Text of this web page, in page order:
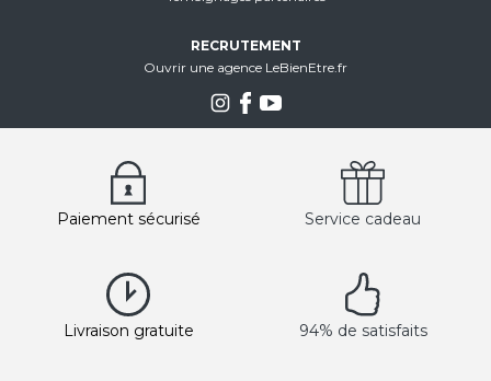
RECRUTEMENT
Ouvrir une agence LeBienEtre.fr
Paiement sécurisé Service cadeau
Livraison gratuite 94% de satisfaits